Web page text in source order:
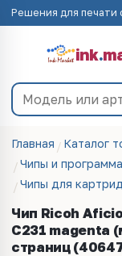
Решения для печати
ink.
Главная
Каталог
Чипы и
Чипы для
Чип Ricoh
C231 magenta
страниц